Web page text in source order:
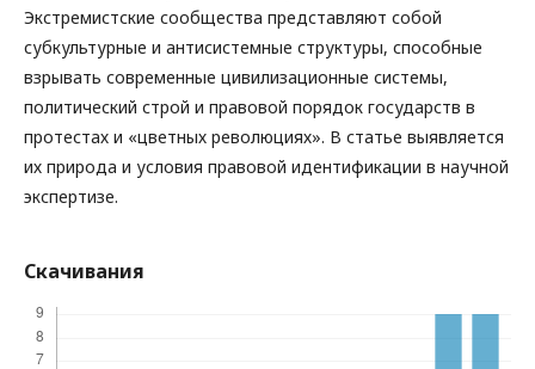
Экстремистские сообщества представляют собой
субкультурные и антисистемные структуры, способные
взрывать современные цивилизационные системы,
политический строй и правовой порядок государств в
протестах и «цветных революциях». В статье выявляется
их природа и условия правовой идентификации в научной
экспертизе.
Скачивания